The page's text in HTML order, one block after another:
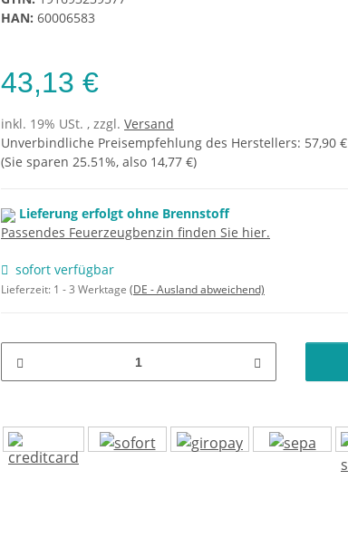
HAN: 60006583
43,13 €
inkl. 19% USt. , zzgl. Versand
Unverbindliche Preisempfehlung des Herstellers: 57,90 €
(Sie sparen 25.51%, also 14,77 €)
Lieferung erfolgt ohne Brennstoff
Passendes Feuerzeugbenzin finden Sie hier.
sofort verfügbar
Lieferzeit: 1 - 3 Werktage (DE - Ausland abweichend)